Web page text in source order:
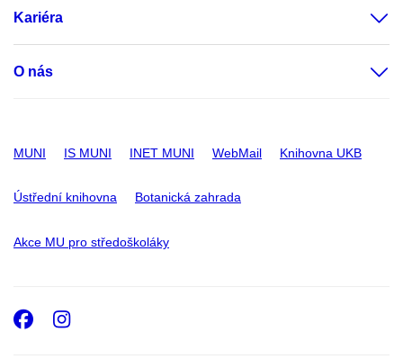
Kariéra
O nás
MUNI IS MUNI INET MUNI WebMail Knihovna UKB
Ústřední knihovna Botanická zahrada
Akce MU pro středoškoláky
Facebook
Instagram